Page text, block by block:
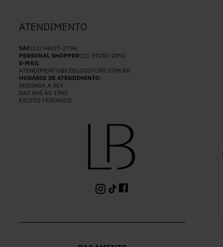
ATENDIMENTO
SAC(11) 94037-2794
PERSONAL SHOPPER(11) 97282-2892
E-MAIL
ATENDIMENTO@LEBLOGSTORE.COM.BR
HORÁRIO DE ATENDIMENTO:
SEGUNDA A SEX
DAS 8HS ÀS 17HS
EXCETO FERIADOS